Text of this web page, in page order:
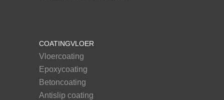
COATINGVLOER
Vloercoating
Epoxycoating
Betoncoating
Antislip coating